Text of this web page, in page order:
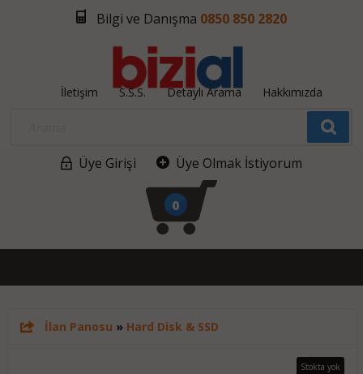
Bilgi ve Danışma 0850 850 2820
İletişim S.S.S. Detaylı Arama Hakkımızda
Üye Girişi Üye Olmak İstiyorum
0
İlan Panosu » Hard Disk & SSD
Stokta yok